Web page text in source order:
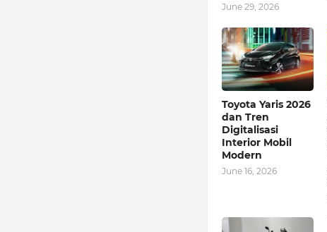
June 29, 2026
Toyota Yaris 2026
dan Tren
Digitalisasi
Interior Mobil
Modern
June 16, 2026